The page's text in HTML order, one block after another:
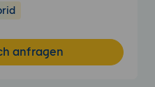
anfragen